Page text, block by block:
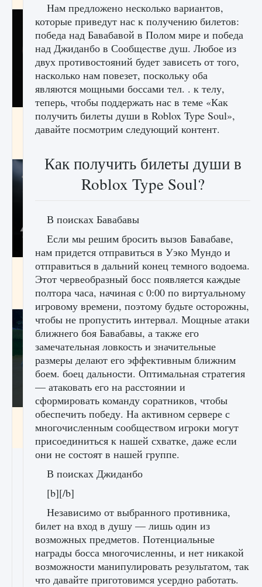
Как разблокировать чертеж счастливого
оружия в MW3 и Warzone
Все новые функции Ultimate Team в EA FC
9 августа 2024 1 297 0 0
Как включить чат в Fortnite
1 335 0
Нам предложено несколько вариантов,
которые приведут нас к получению билетов:
победа над Бавабавой в Полом мире и победа
над Джиданбо в Сообществе душ. Любое из
двух противостояний будет зависеть от того,
насколько нам повезет, поскольку оба
являются мощными боссами тел. . к телу,
теперь, чтобы поддержать нас в теме «Как
получить билеты души в Roblox Type Soul»,
давайте посмотрим следующий контент.
Как получить билеты души в
Roblox Type Soul?
В поисках Бавабавы
Если мы решим бросить вызов Бавабаве,
нам придется отправиться в Уэко Мундо и
отправиться в дальний конец темного водоема.
Этот червеобразный босс появляется каждые
полтора часа, начиная с 0:00 по виртуальному
игровому времени, поэтому будьте осторожны,
чтобы не пропустить интервал. Мощные атаки
ближнего боя Бавабавы, а также его
замечательная ловкость и значительные
размеры делают его эффективным ближним
боем. боец дальности. Оптимальная стратегия
— атаковать его на расстоянии и
сформировать команду соратников, чтобы
обеспечить победу. На активном сервере с
многочисленным сообществом игроки могут
присоединиться к нашей схватке, даже если
они не состоят в нашей группе.
В поисках Джиданбо
[b][/b]
Независимо от выбранного противника,
билет на вход в душу — лишь один из
возможных предметов. Потенциальные
награды босса многочисленны, и нет никакой
возможности манипулировать результатом, так
что давайте приготовимся усердно работать.